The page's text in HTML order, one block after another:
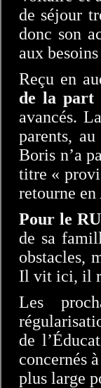
de séjour
donc son
aux
Reçu en
de la part
avancés.
parents,
Boris n’a
titre «
retourne
Pour le
de sa
obstacles,
Il vit ici, il
Les
de
concernés
plus large